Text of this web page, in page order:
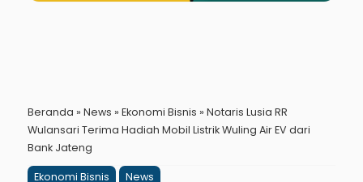
Beranda » News » Ekonomi Bisnis » Notaris Lusia RR
Wulansari Terima Hadiah Mobil Listrik Wuling Air EV dari
Bank Jateng
Ekonomi Bisnis News